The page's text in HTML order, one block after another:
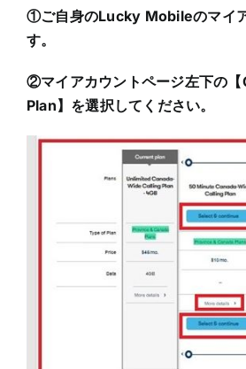
①ご自身のLucky Mobileのマイ
す。
②マイアカウントページ左下の
Plan】を選択してください。